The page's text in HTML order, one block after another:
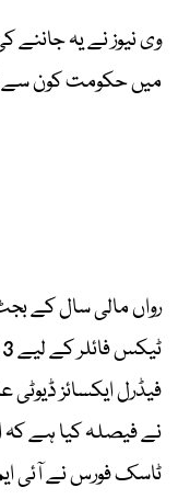
وی نیوز نے یہ
میں حکومت کون سے
رواں مالی سال کے
فیڈرل ایکسائز ڈیوٹی
نے فیصلہ کیا ہے کہ
ٹاسک فورس نے آئی